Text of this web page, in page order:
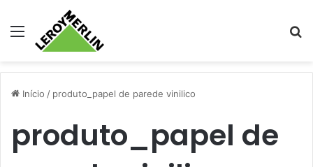
Menu
Início / produto_papel de parede vinilico
produto_papel de